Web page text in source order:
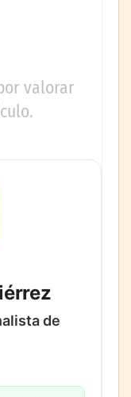
valorar
de